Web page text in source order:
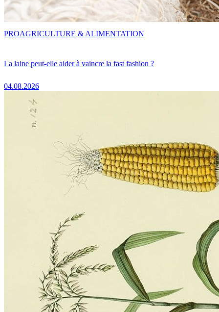
La laine peut-elle aider à vaincre la fast fashion ?
04.08.2026
PROAGRICULTURE & ALIMENTATION